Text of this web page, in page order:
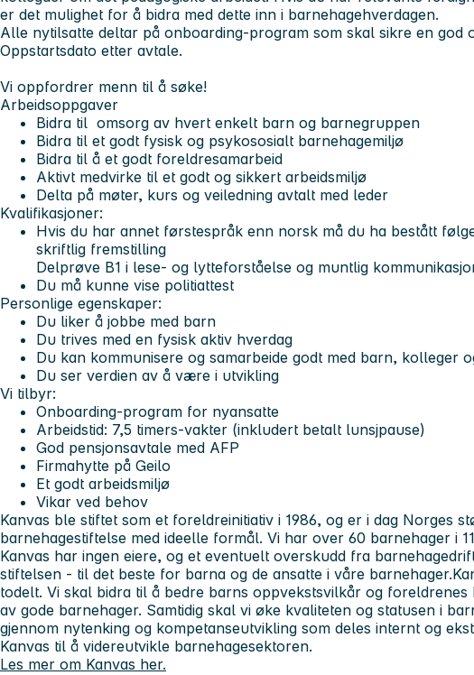
er det mulighet for å bidra med dette inn i barnehagehverdagen.
Alle nytilsatte deltar på onboarding-program som skal sikre en god
Oppstartsdato etter avtale.
Vi oppfordrer menn til å søke!
Arbeidsoppgaver
Bidra til omsorg av hvert enkelt barn og barnegruppen
Bidra til et godt fysisk og psykososialt barnehagemiljø
Bidra til å et godt foreldresamarbeid
Aktivt medvirke til et godt og sikkert arbeidsmiljø
Delta på møter, kurs og veiledning avtalt med leder
Kvalifikasjoner:
Hvis du har annet førstespråk enn norsk må du ha bestått
skriftlig fremstilling
Delprøve B1 i lese- og lytteforståelse og muntlig
Du må kunne vise politiattest
Personlige egenskaper:
Du liker å jobbe med barn
Du trives med en fysisk aktiv hverdag
Du kan kommunisere og samarbeide godt med barn, kolleger
Du ser verdien av å være i utvikling
Vi tilbyr:
Onboarding-program for nyansatte
Arbeidstid: 7,5 timers-vakter (inkludert betalt lunsjpause)
God pensjonsavtale med AFP
Firmahytte på Geilo
Et godt arbeidsmiljø
Vikar ved behov
Kanvas ble stiftet som et foreldreinitiativ i 1986, og er i dag Norges
barnehagestiftelse med ideelle formål. Vi har over 60 barnehager i
Kanvas har ingen eiere, og et eventuelt overskudd fra
stiftelsen - til det beste for barna og de ansatte i våre barnehager.
todelt. Vi skal bidra til å bedre barns oppvekstsvilkår og foreldrenes
av gode barnehager. Samtidig skal vi øke kvaliteten og statusen i
gjennom nytenking og kompetanseutvikling som deles internt og
Kanvas til å videreutvikle barnehagesektoren.
Les mer om Kanvas her.